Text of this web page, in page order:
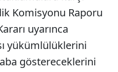
Komisyonu Raporu
uyarınca
yükümlülüklerini
göstereceklerini